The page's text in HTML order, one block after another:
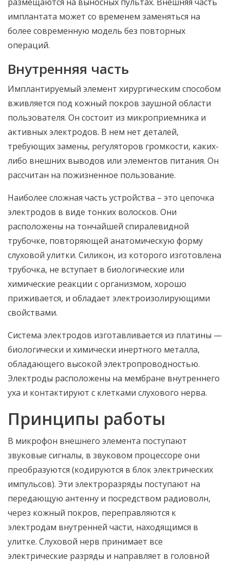
имплантата может со временем заменяться на
более современную модель без повторных
операций.
Внутренняя часть
Имплантируемый элемент хирургическим способом
вживляется под кожный покров заушной области
пользователя. Он состоит из микроприемника и
активных электродов. В нем нет деталей,
требующих замены, регуляторов громкости, каких-
либо внешних выводов или элементов питания. Он
рассчитан на пожизненное пользование.
Наиболее сложная часть устройства – это цепочка
электродов в виде тонких волосков. Они
расположены на тончайшей спиралевидной
трубочке, повторяющей анатомическую форму
слуховой улитки. Силикон, из которого изготовлена
трубочка, не вступает в биологические или
химические реакции с организмом, хорошо
приживается, и обладает электроизолирующими
свойствами.
Система электродов изготавливается из платины —
биологически и химически инертного металла,
обладающего высокой электропроводностью.
Электроды расположены на мембране внутреннего
уха и контактируют с клетками слухового нерва.
Принципы работы
В микрофон внешнего элемента поступают
звуковые сигналы, в звуковом процессоре они
преобразуются (кодируются в блок электрических
импульсов). Эти электроразряды поступают на
передающую антенну и посредством радиоволн,
через кожный покров, переправляются к
электродам внутренней части, находящимся в
улитке. Слуховой нерв принимает все
электрические разряды и направляет в головной